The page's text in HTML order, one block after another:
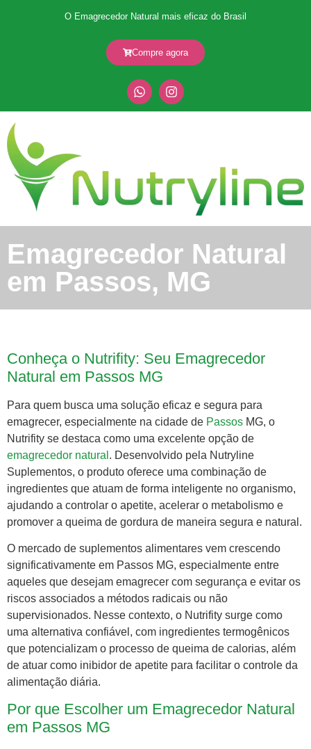
O Emagrecedor Natural mais eficaz do Brasil
Compre agora
Emagrecedor Natural
em Passos, MG
Conheça o Nutrifity: Seu Emagrecedor
Natural em Passos MG
Para quem busca uma solução eficaz e segura para
emagrecer, especialmente na cidade de Passos MG, o
Nutrifity se destaca como uma excelente opção de
emagrecedor natural . Desenvolvido pela Nutryline
Suplementos, o produto oferece uma combinação de
ingredientes que atuam de forma inteligente no organismo,
ajudando a controlar o apetite, acelerar o metabolismo e
promover a queima de gordura de maneira segura e natural.
O mercado de suplementos alimentares vem crescendo
significativamente em Passos MG, especialmente entre
aqueles que desejam emagrecer com segurança e evitar os
riscos associados a métodos radicais ou não
supervisionados. Nesse contexto, o Nutrifity surge como
uma alternativa confiável, com ingredientes termogênicos
que potencializam o processo de queima de calorias, além
de atuar como inibidor de apetite para facilitar o controle da
alimentação diária.
Por que Escolher um Emagrecedor Natural
em Passos MG